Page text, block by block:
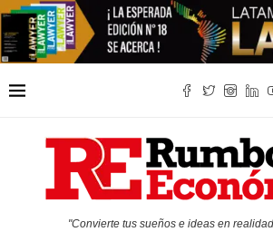
"Convierte tus sueños e ideas en